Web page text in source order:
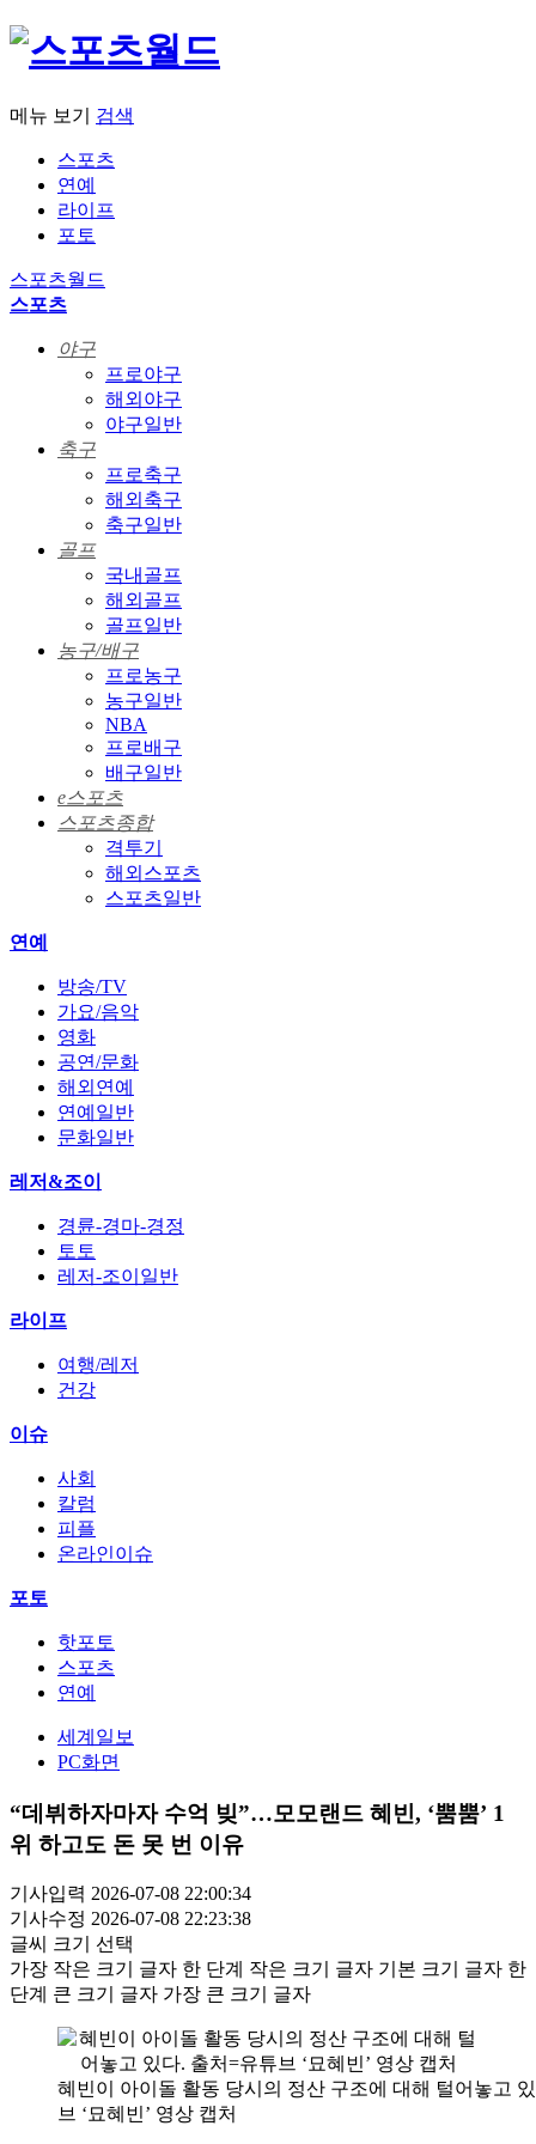
메뉴 보기 검색
스포츠
연예
라이프
포토
스포츠월드
스포츠
야구
프로야구
해외야구
야구일반
축구
프로축구
해외축구
축구일반
골프
국내골프
해외골프
골프일반
농구/배구
프로농구
농구일반
NBA
프로배구
배구일반
e스포츠
스포츠종합
격투기
해외스포츠
스포츠일반
연예
방송/TV
가요/음악
영화
공연/문화
해외연예
연예일반
문화일반
레저&조이
경륜-경마-경정
토토
레저-조이일반
라이프
여행/레저
건강
이슈
사회
칼럼
피플
온라인이슈
포토
핫포토
스포츠
연예
세계일보
PC화면
“데뷔하자마자 수억 빚”…모모랜드 혜빈, ‘뿜뿜’ 1
위 하고도 돈 못 번 이유
기사입력 2026-07-08 22:00:34
기사수정 2026-07-08 22:23:38
글씨 크기 선택
가장 작은 크기 글자 한 단계 작은 크기 글자 기본 크기 글자 한
단계 큰 크기 글자 가장 큰 크기 글자
혜빈이 아이돌 활동 당시의 정산 구조에 대해 털어놓고
브 ‘묘혜빈’ 영상 캡처